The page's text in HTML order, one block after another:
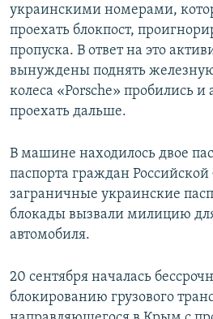
украинскими номерами,
проехать блокпост,
пропуска. В ответ на это
вынуждены поднять железную
колеса «Porsche» пробились и
проехать дальше.
В машине находилось двое
паспорта граждан
заграничные украинские
блокады вызвали милицию
автомобиля.
20 сентября началась
блокированию грузового